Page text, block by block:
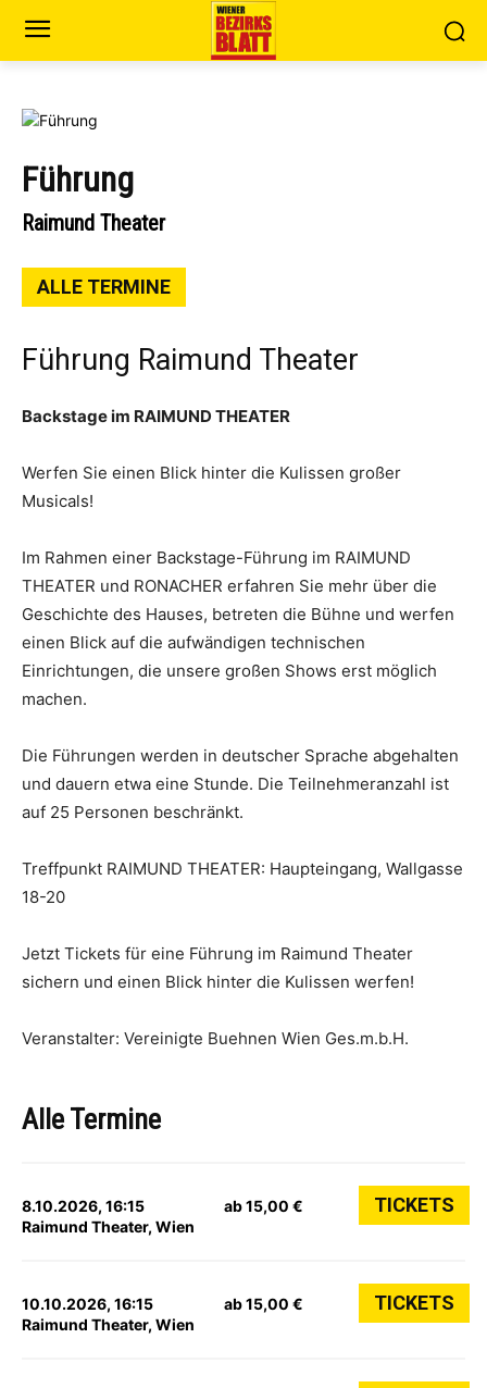
Führung
Raimund Theater
ALLE TERMINE
Führung Raimund Theater
Backstage im RAIMUND THEATER
Werfen Sie einen Blick hinter die Kulissen großer
Musicals!
Im Rahmen einer Backstage-Führung im RAIMUND
THEATER und RONACHER erfahren Sie mehr über die
Geschichte des Hauses, betreten die Bühne und werfen
einen Blick auf die aufwändigen technischen
Einrichtungen, die unsere großen Shows erst möglich
machen.
Die Führungen werden in deutscher Sprache abgehalten
und dauern etwa eine Stunde. Die Teilnehmeranzahl ist
auf 25 Personen beschränkt.
Treffpunkt RAIMUND THEATER: Haupteingang, Wallgasse
18-20
Jetzt Tickets für eine Führung im Raimund Theater
sichern und einen Blick hinter die Kulissen werfen!
Veranstalter: Vereinigte Buehnen Wien Ges.m.b.H.
Alle Termine
8.10.2026, 16:15
Raimund Theater, Wien
ab 15,00 € TICKETS
10.10.2026, 16:15
Raimund Theater, Wien
ab 15,00 € TICKETS